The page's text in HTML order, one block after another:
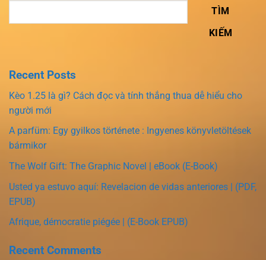
TÌM
KIẾM
Recent Posts
Kèo 1.25 là gì? Cách đọc và tính thắng thua dễ hiểu cho
người mới
A parfüm: Egy gyilkos története : Ingyenes könyvletöltések
bármikor
The Wolf Gift: The Graphic Novel | eBook (E-Book)
Usted ya estuvo aquí: Revelacion de vidas anteriores | (PDF,
EPUB)
Afrique, démocratie piégée | (E-Book EPUB)
Recent Comments